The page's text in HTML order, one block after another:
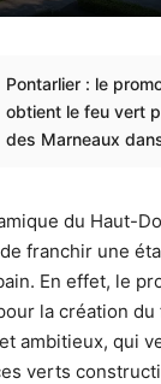
Pontarlier : le
obtient le feu vert
des Marneaux
du Haut-
franchir une
En effet, le
la création
ambitieux, qui
verts